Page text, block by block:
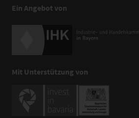
Ein Angebot von
Mit Unterstützung von